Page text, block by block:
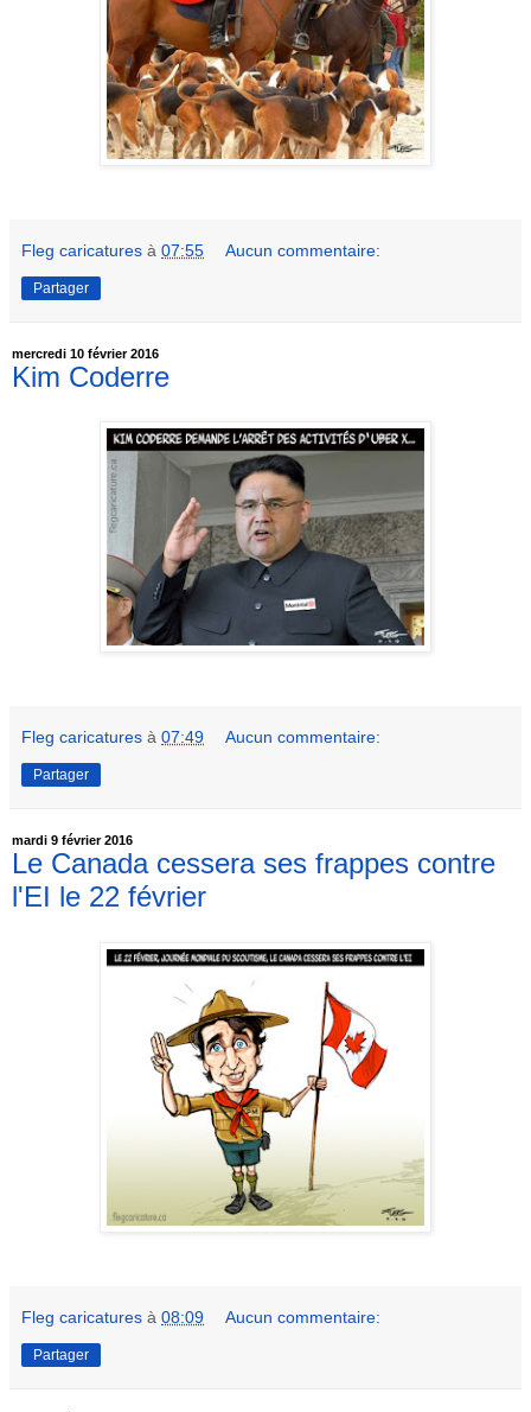
Fleg caricatures à 07:55 Aucun commentaire:
Partager
mercredi 10 février 2016
Kim Coderre
Fleg caricatures à 07:49 Aucun commentaire:
Partager
mardi 9 février 2016
Le Canada cessera ses frappes contre
l'EI le 22 février
Fleg caricatures à 08:09 Aucun commentaire:
Partager